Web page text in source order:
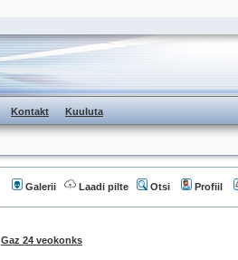
Kontakt Kuuluta
Galerii Laadi pilte Otsi Profiil
Gaz 24 veokonks